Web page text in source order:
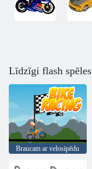
Līdzīgi flash spēles
Braucam ar velosipēdu